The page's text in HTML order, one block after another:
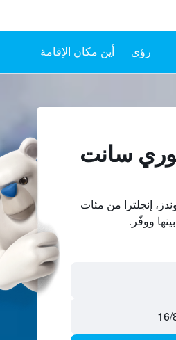
رؤى أين مكان الإقامة
سانت
إنجلترا من مئات